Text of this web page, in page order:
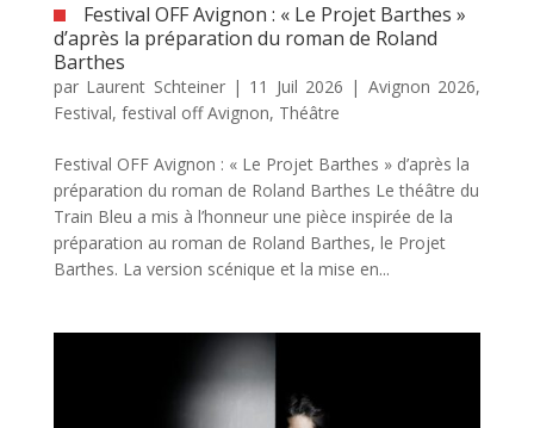
Festival OFF Avignon : « Le Projet Barthes »
d’après la préparation du roman de Roland
Barthes
par Laurent Schteiner| 11 Juil 2026 | Avignon 2026,
Festival, festival off Avignon, Théâtre
Festival OFF Avignon : « Le Projet Barthes » d’après la
préparation du roman de Roland Barthes Le théâtre du
Train Bleu a mis à l’honneur une pièce inspirée de la
préparation au roman de Roland Barthes, le Projet
Barthes. La version scénique et la mise en...